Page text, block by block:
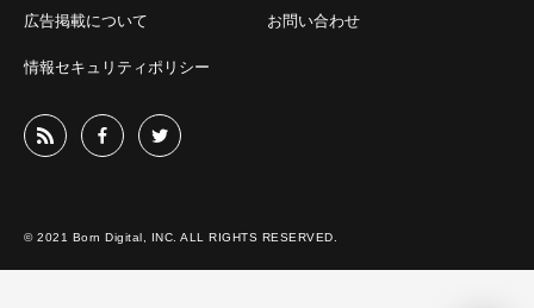
広告掲載について お問い合わせ
情報セキュリティポリシー
© 2021 Born Digital, INC. ALL RIGHTS RESERVED.